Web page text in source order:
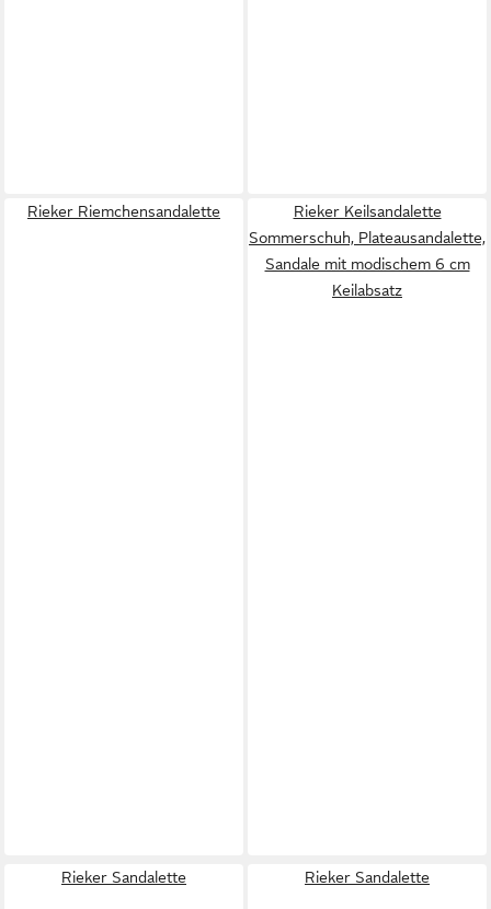
Rieker Riemchensandalette
Rieker Keilsandalette
Sommerschuh, Plateausandalette,
Sandale mit modischem 6 cm
Keilabsatz
Rieker Sandalette Rieker Sandalette